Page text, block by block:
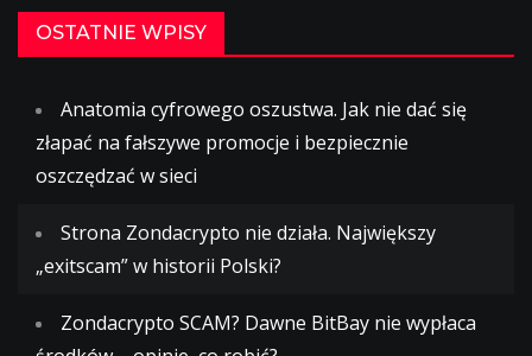
OSTATNIE WPISY
Anatomia cyfrowego oszustwa. Jak nie dać się
złapać na fałszywe promocje i bezpiecznie
oszczędzać w sieci
Strona Zondacrypto nie działa. Największy
„exitscam” w historii Polski?
Zondacrypto SCAM? Dawne BitBay nie wypłaca